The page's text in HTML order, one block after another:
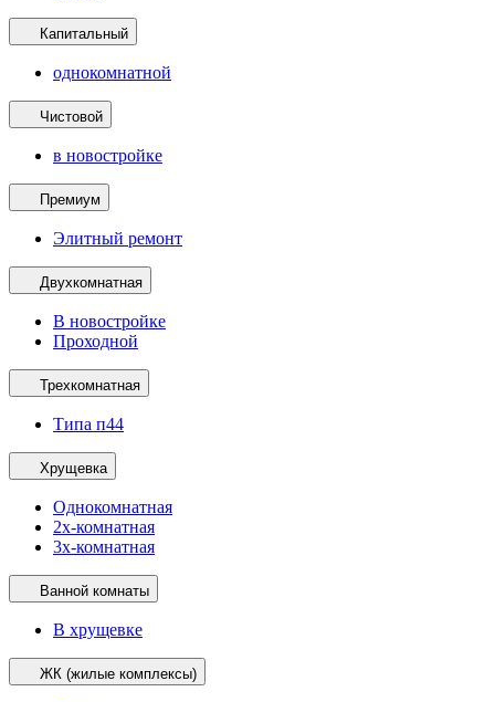
Капитальный
однокомнатной
Чистовой
в новостройке
Премиум
Элитный ремонт
Двухкомнатная
В новостройке
Проходной
Трехкомнатная
Типа п44
Хрущевка
Однокомнатная
2х-комнатная
3х-комнатная
Ванной комнаты
В хрущевке
ЖК (жилые комплексы)